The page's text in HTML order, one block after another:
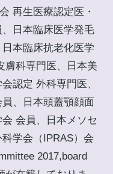
再生医療認定医・
日本臨床医学発毛
本臨床抗老化医学
膚科専門医、日本美
認定 外科専門医、
、日本頭蓋顎顔面
会員、日本メソセ
学会（IPRAS）会
2017,board